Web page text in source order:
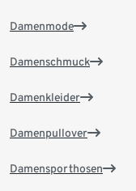
Damenmode
Damenschmuck
Damenkleider
Damenpullover
Damensporthosen